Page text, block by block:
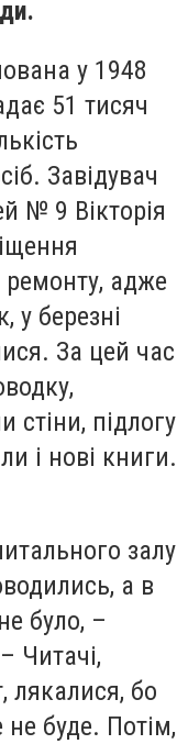
у 1948
51 тисяч
Завідувач
№ 9 Вікторія
адже
у березні
За цей час
стіни, підлогу
і нові книги.
залу
а в
було, –
Читачі,
лякалися, бо
буде. Потім,